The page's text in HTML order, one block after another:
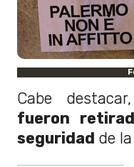
Cabe
fueron
seguridad de